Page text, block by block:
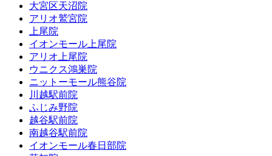
大宮区天沼院
アリオ鷲宮院
上尾院
イオンモール上尾院
アリオ上尾院
ウニクス鴻巣院
ニットーモール熊谷院
川越駅前院
ふじみ野院
越谷駅前院
南越谷駅前院
イオンモール春日部院